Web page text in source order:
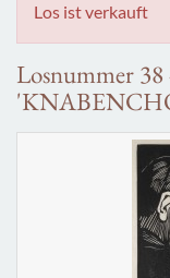
Los ist verkauft
Losnummer